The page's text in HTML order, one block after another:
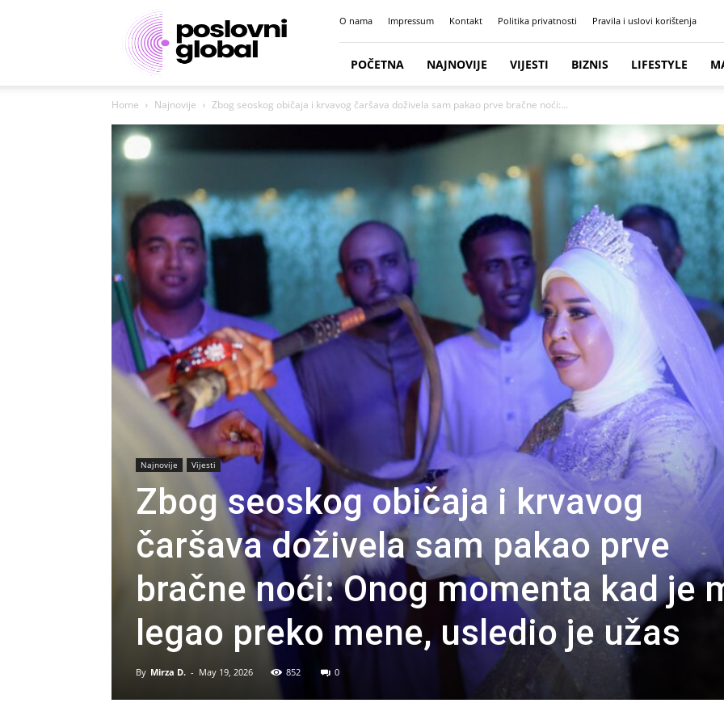
Poslovni
portal
O nama Impressum Kontakt Politika privatnosti Pravila i uslovi korištenja
POČETNA NAJNOVIJE VIJESTI BIZNIS LIFESTYLE
Home Najnovije Zbog seoskog običaja i krvavog čaršava doživela sam pakao prve bračne noći:...
Najnovije Vijesti
Zbog seoskog običaja i krvavog
čaršava doživela sam pakao prve
bračne noći: Onog momenta kad je
legao preko mene, usledio je užas
By Mirza D. - May 19, 2026 852 0